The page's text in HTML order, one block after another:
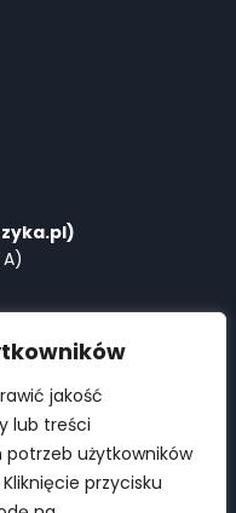
jakość
lub treści
użytkowników
przycisku